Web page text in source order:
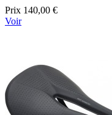
Prix 140,00 €
Voir